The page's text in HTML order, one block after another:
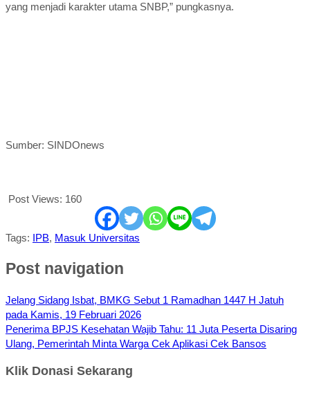
yang menjadi karakter utama SNBP,” pungkasnya.
Sumber: SINDOnews
Post Views: 160
Tags: IPB, Masuk Universitas
Post navigation
Jelang Sidang Isbat, BMKG Sebut 1 Ramadhan 1447 H Jatuh
pada Kamis, 19 Februari 2026
Penerima BPJS Kesehatan Wajib Tahu: 11 Juta Peserta Disaring
Ulang, Pemerintah Minta Warga Cek Aplikasi Cek Bansos
Klik Donasi Sekarang